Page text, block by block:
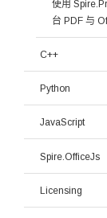
使用
台 PDF 与
C++
Python
JavaScript
Spire.OfficeJs
Licensing